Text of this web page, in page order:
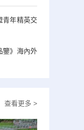
年精英交
鑒》海內外
查看更多 >